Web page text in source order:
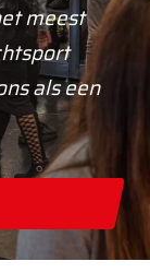
meest
als een